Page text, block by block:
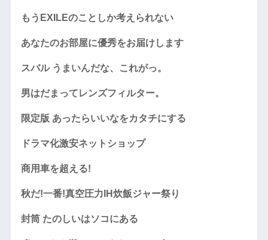
もうEXILEのことしか考えられない
あなたのお部屋に優秀をお届けします
スバル うまいんだな、これがっ。
男はだまってレンズフィルター。
限定版 あったらいいなをカタチにする
ドラマ化激安ネットショップ
商用車を超える!
秋だ!一番!真空圧力IH炊飯ジャー祭り
封筒 たのしいはソコにある